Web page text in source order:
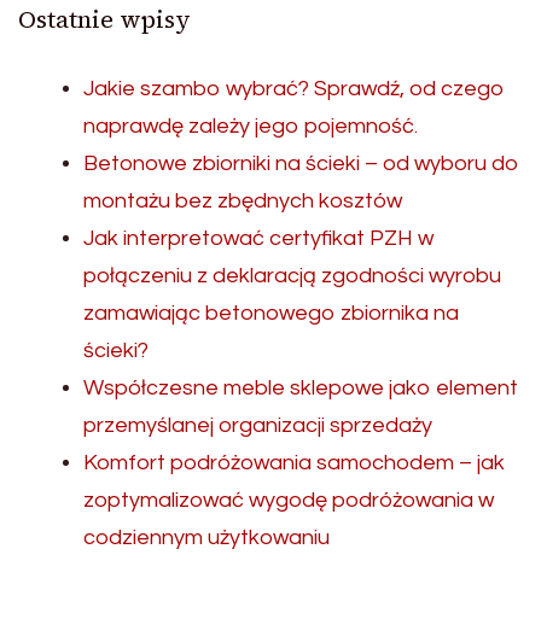
Ostatnie wpisy
Jakie szambo wybrać? Sprawdź, od czego
naprawdę zależy jego pojemność.
Betonowe zbiorniki na ścieki – od wyboru do
montażu bez zbędnych kosztów
Jak interpretować certyfikat PZH w
połączeniu z deklaracją zgodności wyrobu
zamawiając betonowego zbiornika na
ścieki?
Współczesne meble sklepowe jako element
przemyślanej organizacji sprzedaży
Komfort podróżowania samochodem – jak
zoptymalizować wygodę podróżowania w
codziennym użytkowaniu